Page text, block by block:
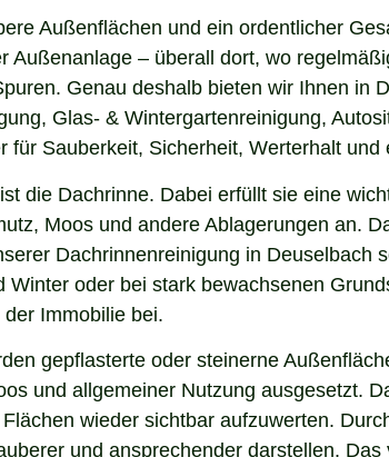
Außenflächen und ein ordentlicher
Außenanlage – überall dort, wo
Genau deshalb bieten wir Ihnen in
Glas- & Wintergartenreinigung,
für Sauberkeit, Sicherheit, Werterhalt
die Dachrinne. Dabei erfüllt sie eine
Moos und andere Ablagerungen an.
Dachrinnenreinigung in
Winter oder bei stark bewachsenen
Immobilie bei.
gepflasterte oder steinerne
und allgemeiner Nutzung ausgesetzt.
wieder sichtbar aufzuwerten.
und ansprechender darstellen.